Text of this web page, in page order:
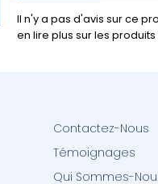
Il n'y a pas d'avis sur ce
en lire plus sur les
Contactez-Nous
Témoignages
Qui Sommes-